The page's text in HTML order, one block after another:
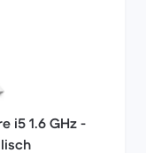
i5 1.6 GHz -